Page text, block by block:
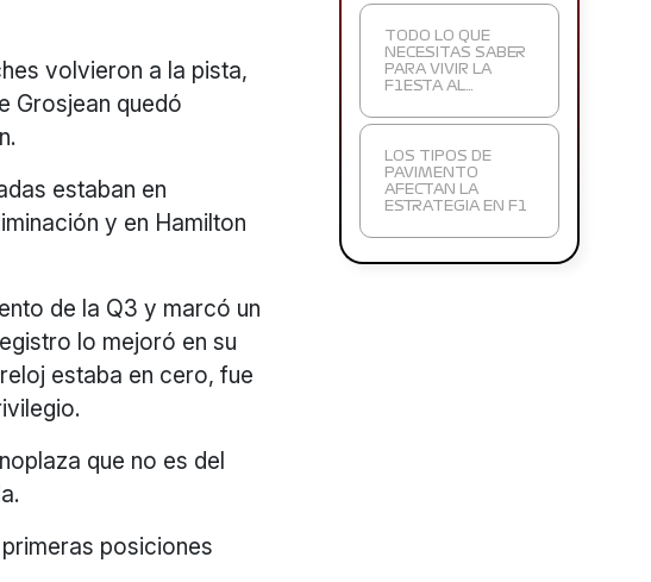
volvieron a la pista,
Grosjean quedó
estaban en
y en Hamilton
de la Q3 y marcó un
lo mejoró en su
estaba en cero, fue
que no es del
posiciones
TODO LO QUE
NECESITAS SABER
PARA VIVIR LA
F1ESTA AL…
LOS TIPOS DE
PAVIMENTO
AFECTAN LA
ESTRATEGIA EN F1